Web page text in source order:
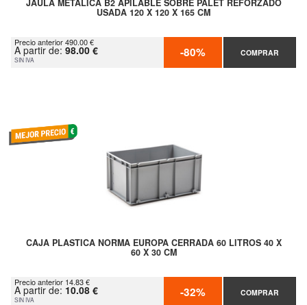
JAULA METÁLICA B2 APILABLE SOBRE PALET REFORZADO
USADA 120 X 120 X 165 CM
Precio anterior 490.00 €
A partir de: 98.00 €
SIN IVA -80% COMPRAR
CAJA PLASTICA NORMA EUROPA CERRADA 60 LITROS 40 X
60 X 30 CM
Precio anterior 14.83 €
A partir de: 10.08 €
SIN IVA -32% COMPRAR